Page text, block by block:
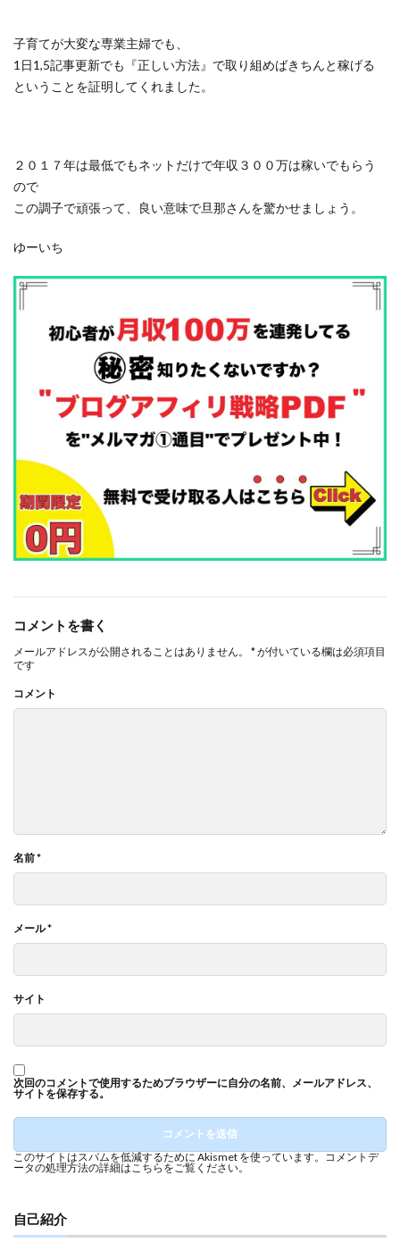
子育てが大変な専業主婦でも、
1日1,5記事更新でも『正しい方法』で取り組めばきちんと稼げる
ということを証明してくれました。
２０１７年は最低でもネットだけで年収３００万は稼いでもらう
ので
この調子で頑張って、良い意味で旦那さんを驚かせましょう。
ゆーいち
コメントを書く
メールアドレスが公開されることはありません。 *が付いている欄は必須項目
です
コメント
名前*
メール*
サイト
次回のコメントで使用するためブラウザーに自分の名前、メールアドレス、
サイトを保存する。
このサイトはスパムを低減するために Akismet を使っています。コメントデ
ータの処理方法の詳細はこちらをご覧ください。
自己紹介